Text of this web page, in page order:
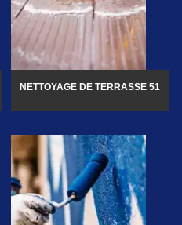
NETTOYAGE DE TERRASSE 51